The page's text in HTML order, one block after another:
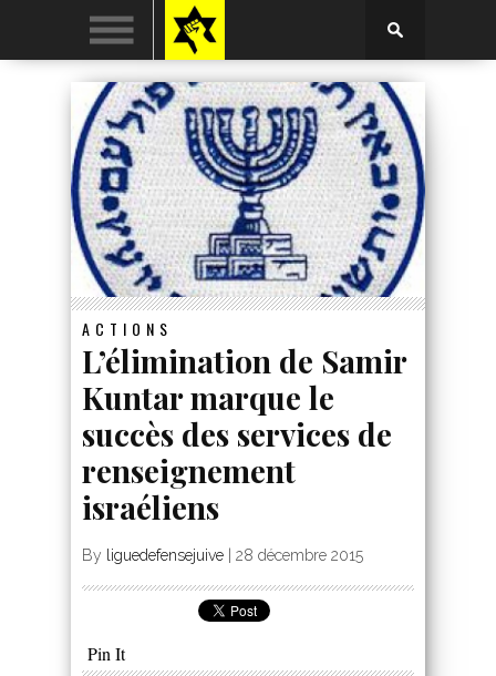
ACTIONS
L’élimination de Samir
Kuntar marque le
succès des services de
renseignement
israéliens
By liguedefensejuive 28 décembre 2015
Pin It